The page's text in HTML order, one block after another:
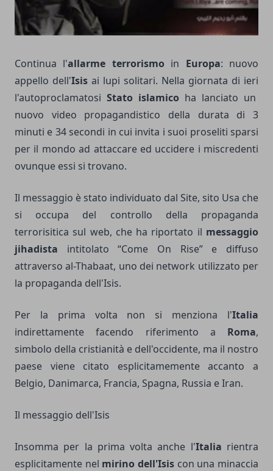
Continua l'allarme terrorismo in Europa: nuovo
appello dell'Isis ai lupi solitari. Nella giornata di ieri
l'autoproclamatosi Stato islamico ha lanciato un
nuovo video propagandistico della durata di 3
minuti e 34 secondi in cui invita i suoi proseliti sparsi
per il mondo ad attaccare ed uccidere i miscredenti
ovunque essi si trovano.
Il messaggio è stato individuato dal Site, sito Usa che
si occupa del controllo della propaganda
terrorisitica sul web, che ha riportato il messaggio
jihadista intitolato “Come On Rise” e diffuso
attraverso al-Thabaat, uno dei network utilizzato per
la propaganda dell'Isis.
Per la prima volta non si menziona l'Italia
indirettamente facendo riferimento a Roma,
simbolo della cristianità e dell'occidente, ma il nostro
paese viene citato esplicitamemente accanto a
Belgio, Danimarca, Francia, Spagna, Russia e Iran.
Il messaggio dell'Isis
Insomma per la prima volta anche l'Italia rientra
esplicitamente nel mirino dell'Isis con una minaccia